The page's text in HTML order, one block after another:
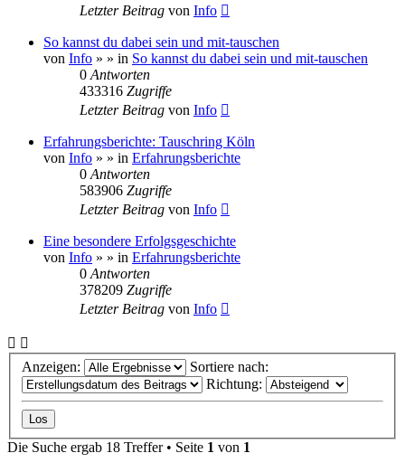
Letzter Beitrag von Info
So kannst du dabei sein und mit-tauschen
von Info » » in So kannst du dabei sein und mit-tauschen
0 Antworten
433316 Zugriffe
Letzter Beitrag von Info
Erfahrungsberichte: Tauschring Köln
von Info » » in Erfahrungsberichte
0 Antworten
583906 Zugriffe
Letzter Beitrag von Info
Eine besondere Erfolgsgeschichte
von Info » » in Erfahrungsberichte
0 Antworten
378209 Zugriffe
Letzter Beitrag von Info
Anzeigen:
Sortiere nach:
Richtung:
Die Suche ergab 18 Treffer • Seite 1 von 1